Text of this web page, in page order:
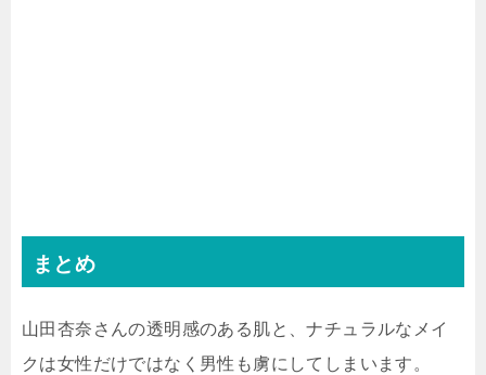
まとめ
山田杏奈さんの透明感のある肌と、ナチュラルなメイ
クは女性だけではなく男性も虜にしてしまいます。